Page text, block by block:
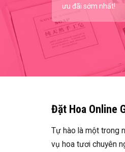
ưu đãi sớm nhất!
Đặt Hoa Online
Tự hào là một trong
vụ hoa tươi chuyên